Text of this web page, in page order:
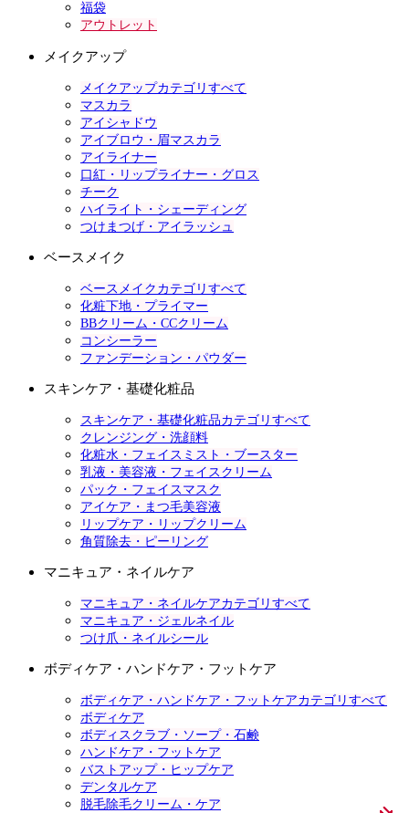
福袋
アウトレット
メイクアップ
メイクアップカテゴリすべて
マスカラ
アイシャドウ
アイブロウ・眉マスカラ
アイライナー
口紅・リップライナー・グロス
チーク
ハイライト・シェーディング
つけまつげ・アイラッシュ
ベースメイク
ベースメイクカテゴリすべて
化粧下地・プライマー
BBクリーム・CCクリーム
コンシーラー
ファンデーション・パウダー
スキンケア・基礎化粧品
スキンケア・基礎化粧品カテゴリすべて
クレンジング・洗顔料
化粧水・フェイスミスト・ブースター
乳液・美容液・フェイスクリーム
パック・フェイスマスク
アイケア・まつ毛美容液
リップケア・リップクリーム
角質除去・ピーリング
マニキュア・ネイルケア
マニキュア・ネイルケアカテゴリすべて
マニキュア・ジェルネイル
つけ爪・ネイルシール
ボディケア・ハンドケア・フットケア
ボディケア・ハンドケア・フットケアカテゴリすべて
ボディケア
ボディスクラブ・ソープ・石鹸
ハンドケア・フットケア
バストアップ・ヒップケア
デンタルケア
脱毛除毛クリーム・ケア